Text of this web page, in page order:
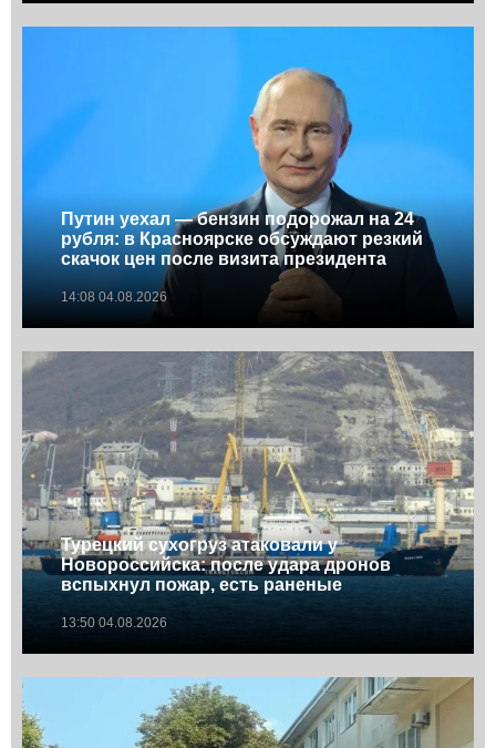
Путин уехал — бензин подорожал на 24
рубля: в Красноярске обсуждают резкий
скачок цен после визита президента
14:08 04.08.2026
Турецкий сухогруз атаковали у
Новороссийска: после удара дронов
вспыхнул пожар, есть раненые
13:50 04.08.2026